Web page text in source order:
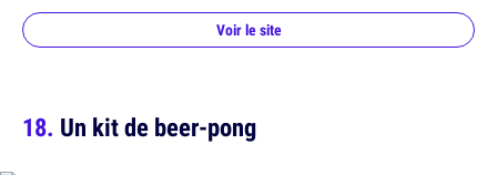
Voir le site
Un kit de beer-pong